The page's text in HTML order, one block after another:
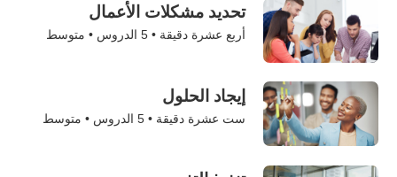
تحديد مشكلات الأعمال
أربع عشرة دقيقة •5 الدروس • متوسط
إيجاد الحلول
ست عشرة دقيقة •5 الدروس • متوسط